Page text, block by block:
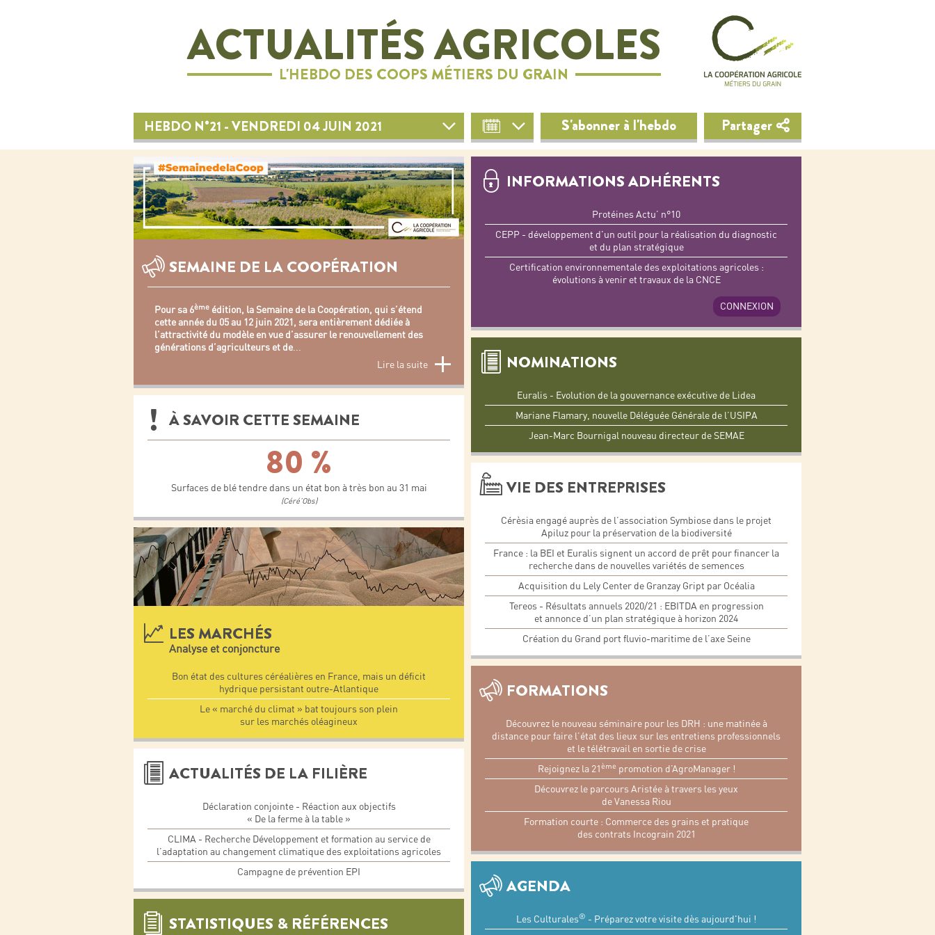
ACTUALITÉS AGRICOLES
L'HEBDO DES COOPS MÉTIERS DU GRAIN
S'abonner à l'hebdo Partager
HEBDO N°21 - VENDREDI 04 JUIN 2021
SEMAINE DE LA COOPÉRATION
Pour sa 6ème édition, la Semaine de la Coopération, qui s’étend
cette année du 05 au 12 juin 2021, sera entièrement dédiée à
l’attractivité du modèle en vue d’assurer le renouvellement des
générations d’agriculteurs et de...
Lire la suite
À SAVOIR CETTE SEMAINE
80 %
Surfaces de blé tendre dans un état bon à très bon au 31 mai
(Céré’Obs)
LES MARCHÉS
Analyse et conjoncture
Bon état des cultures céréalières en France, mais un déficit
hydrique persistant outre-Atlantique
Le « marché du climat » bat toujours son plein
sur les marchés oléagineux
ACTUALITÉS DE LA FILIÈRE
Déclaration conjointe - Réaction aux objectifs
« De la ferme à la table »
CLIMA - Recherche Développement et formation au service de
l’adaptation au changement climatique des exploitations agricoles
Campagne de prévention EPI
STATISTIQUES & RÉFÉRENCES
INFORMATIONS ADHÉRENTS
Protéines Actu’ n°10
CEPP - développement d'un outil pour la réalisation du diagnostic
et du plan stratégique
Certification environnementale des exploitations agricoles :
évolutions à venir et travaux de la CNCE
CONNEXION
NOMINATIONS
Euralis - Evolution de la gouvernance exécutive de Lidea
Mariane Flamary, nouvelle Déléguée Générale de l’USIPA
Jean-Marc Bournigal nouveau directeur de SEMAE
VIE DES ENTREPRISES
Cérèsia engagé auprès de l’association Symbiose dans le projet
Apiluz pour la préservation de la biodiversité
France : la BEI et Euralis signent un accord de prêt pour financer la
recherche dans de nouvelles variétés de semences
Acquisition du Lely Center de Granzay Gript par Océalia
Tereos - Résultats annuels 2020/21 : EBITDA en progression
et annonce d’un plan stratégique à horizon 2024
Création du Grand port fluvio-maritime de l’axe Seine
FORMATIONS
Découvrez le nouveau séminaire pour les DRH : une matinée à
distance pour faire l’état des lieux sur les entretiens professionnels
et le télétravail en sortie de crise
Rejoignez la 21ème promotion d’AgroManager !
Découvrez le parcours Aristée à travers les yeux
de Vanessa Riou
Formation courte : Commerce des grains et pratique
des contrats Incograin 2021
AGENDA
Les Culturales® - Préparez votre visite dès aujourd'hui !